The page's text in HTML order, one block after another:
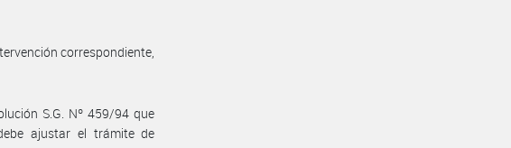
correspondiente,
S.G. Nº 459/94 que
ajustar el trámite de